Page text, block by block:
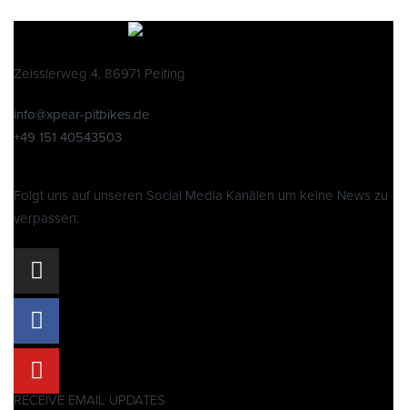
Zeisslerweg 4, 86971 Peiting
info@xpear-pitbikes.de
+49 151 40543503
Folgt uns auf unseren Social Media Kanälen um keine News zu
verpassen:
RECEIVE EMAIL UPDATES